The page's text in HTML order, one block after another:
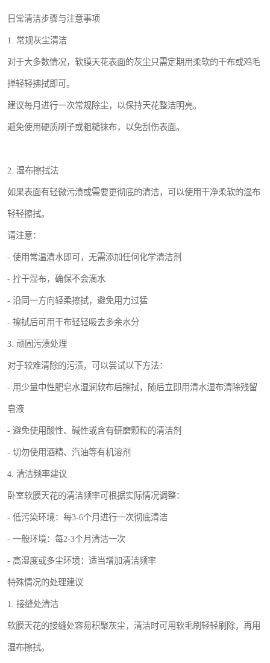
日常清洁步骤与注意事项
1. 常规灰尘清洁
对于大多数情况，软膜天花表面的灰尘只需定期用柔软的干布或鸡毛
掸轻轻拂拭即可。
建议每月进行一次常规除尘，以保持天花整洁明亮。
避免使用硬质刷子或粗糙抹布，以免刮伤表面。
2. 湿布擦拭法
如果表面有轻微污渍或需要更彻底的清洁，可以使用干净柔软的湿布
轻轻擦拭。
请注意：
- 使用常温清水即可，无需添加任何化学清洁剂
- 拧干湿布，确保不会滴水
- 沿同一方向轻柔擦拭，避免用力过猛
- 擦拭后可用干布轻轻吸去多余水分
3. 顽固污渍处理
对于较难清除的污渍，可以尝试以下方法：
- 用少量中性肥皂水湿润软布后擦拭，随后立即用清水湿布清除残留
皂液
- 避免使用酸性、碱性或含有研磨颗粒的清洁剂
- 切勿使用酒精、汽油等有机溶剂
4. 清洁频率建议
卧室软膜天花的清洁频率可根据实际情况调整：
- 低污染环境：每3-6个月进行一次彻底清洁
- 一般环境：每2-3个月清洁一次
- 高湿度或多尘环境：适当增加清洁频率
特殊情况的处理建议
1. 接缝处清洁
软膜天花的接缝处容易积聚灰尘，清洁时可用软毛刷轻轻刷除，再用
湿布擦拭。